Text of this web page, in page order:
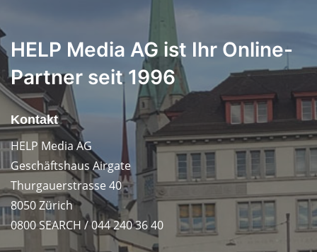
HELP Media AG ist Ihr Online-
Partner seit 1996
Kontakt
HELP Media AG
Geschäftshaus Airgate
Thurgauerstrasse 40
8050 Zürich
0800 SEARCH / 044 240 36 40